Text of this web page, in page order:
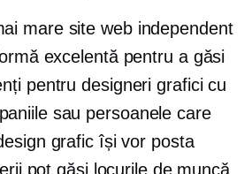
mare site web independent
excelentă pentru a găsi
pentru designeri grafici cu
sau persoanele care
grafic își vor posta
pot găsi locurile de muncă